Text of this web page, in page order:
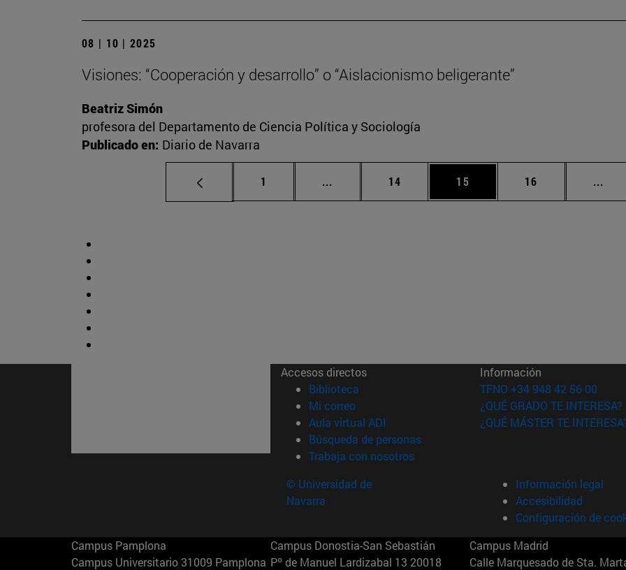
08 | 10 | 2025
Visiones: “Cooperación y desarrollo” o “Aislacionismo beligerante”
Beatriz Simón
profesora del Departamento de Ciencia Política y Sociología
Publicado en: Diario de Navarra
Página
1 ... Páginas intermedias Use TAB para desplazarse.
Página
14 Página
15 Página
16 ...
Accesos directos
Biblioteca (abre en nueva ventana)
Mi correo(abre en nueva ventana)
Aula virtual ADI (abre en nueva ventana)
Búsqueda de personas(abre en nueva ventana)
Trabaja con nosotros(abre en nueva ventana)
Información
TFNO +34 948 42 56 00
¿QUÉ GRADO TE INTERESA?
¿QUÉ MÁSTER TE
© Universidad de
Navarra
Información legal
Accesibilidad
Configuración de
Campus Pamplona
Campus Universitario 31009 Pamplona
Campus Donostia-San Sebastián
Pº de Manuel Lardizabal 13 20018
Campus Madrid
Calle Marquesado de Sta.